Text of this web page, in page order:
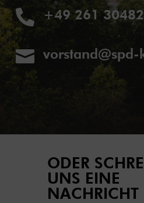
 +49 261

ODER
UNS EINE
NACHRICHT